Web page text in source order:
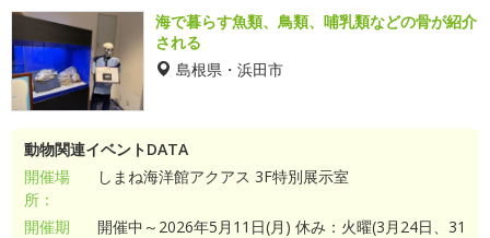
海で暮らす魚類、鳥類、哺乳類などの骨が紹介
される
島根県・浜田市
動物関連イベントDATA
開催場
所：
しまね海洋館アクアス 3F特別展示室
開催期
開催中～2026年5月11日(月) 休み：火曜(3月24日、31